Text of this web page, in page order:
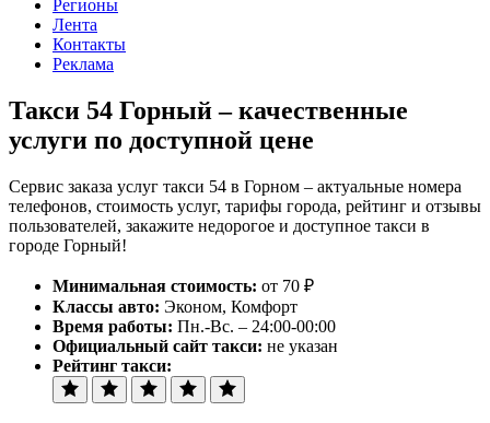
Регионы
Лента
Контакты
Реклама
Такси 54 Горный– качественные
услуги по доступной цене
Сервис заказа услуг такси 54 в Горном – актуальные номера
телефонов, стоимость услуг, тарифы города, рейтинг и отзывы
пользователей, закажите недорогое и доступное такси в
городе Горный!
Минимальная стоимость: от 70 ₽
Классы авто: Эконом, Комфорт
Время работы: Пн.-Вс. – 24:00-00:00
Официальный сайт такси: не указан
Рейтинг такси: